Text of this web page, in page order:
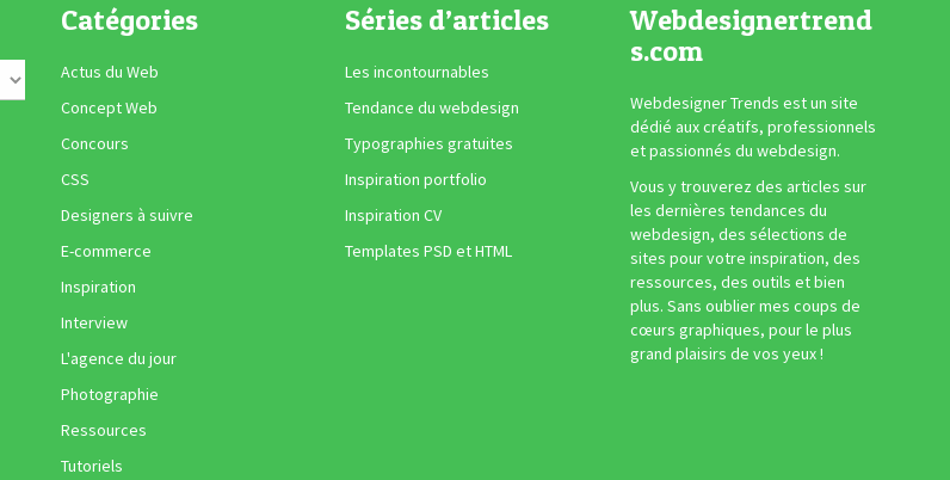
Catégories
Actus du Web
Concept Web
Concours
CSS
Designers à suivre
E-commerce
Inspiration
Interview
L'agence du jour
Photographie
Ressources
Tutoriels
Séries d’articles
Les incontournables
Tendance du webdesign
Typographies gratuites
Inspiration portfolio
Inspiration CV
Templates PSD et HTML
Webdesignertrend
s.com
Webdesigner Trends est un site
dédié aux créatifs, professionnels
et passionnés du webdesign.
Vous y trouverez des articles sur
les dernières tendances du
webdesign, des sélections de
sites pour votre inspiration, des
ressources, des outils et bien
plus. Sans oublier mes coups de
cœurs graphiques, pour le plus
grand plaisirs de vos yeux !